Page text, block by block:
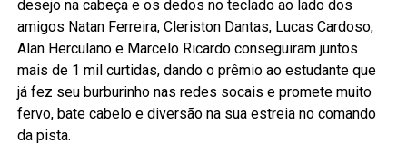
desejo na cabeça e os dedos no teclado ao lado dos
amigos Natan Ferreira, Cleriston Dantas, Lucas Cardoso,
Alan Herculano e Marcelo Ricardo conseguiram juntos
mais de 1 mil curtidas, dando o prêmio ao estudante que
já fez seu burburinho nas redes socais e promete muito
fervo, bate cabelo e diversão na sua estreia no comando
da pista.